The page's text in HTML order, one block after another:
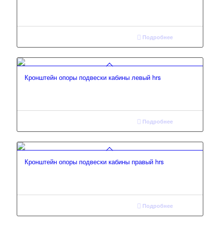
Подробнее
Кронштейн опоры подвески кабины левый hrs
Подробнее
Кронштейн опоры подвески кабины правый hrs
Подробнее